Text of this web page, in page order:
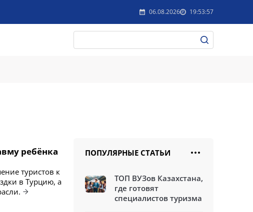
06.08.2026 19:53:57
ребёнка
туристов к
в Турцию, а
ПОПУЛЯРНЫЕ СТАТЬИ
ТОП ВУЗов Казахстана,
где готовят
специалистов туризма